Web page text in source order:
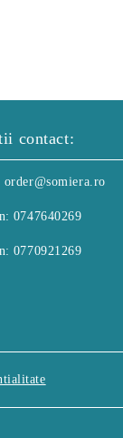
contact:
order@somiera.ro
0747640269
0770921269